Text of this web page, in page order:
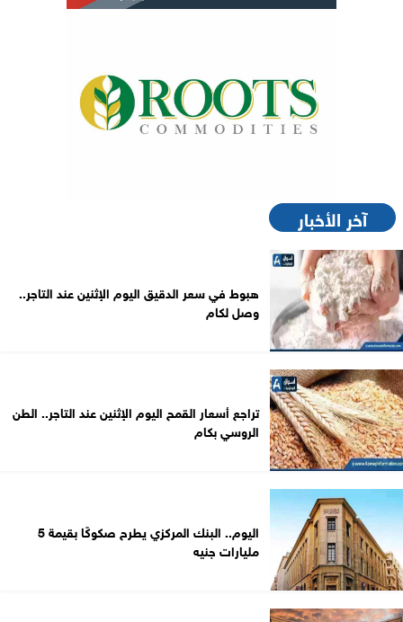
آخر الأخبار
هبوط في سعر الدقيق اليوم الإثنين عند التاجر..
وصل لكام
تراجع أسعار القمح اليوم الإثنين عند التاجر.. الطن
الروسي بكام
اليوم.. البنك المركزي يطرح صكوكًا بقيمة 5
مليارات جنيه